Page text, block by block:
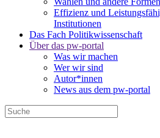
Effizienz und
Institutionen
Das Fach Politikwissenschaft
Über das pw-portal
Was wir machen
Wer wir sind
Autor*innen
News aus dem pw-portal